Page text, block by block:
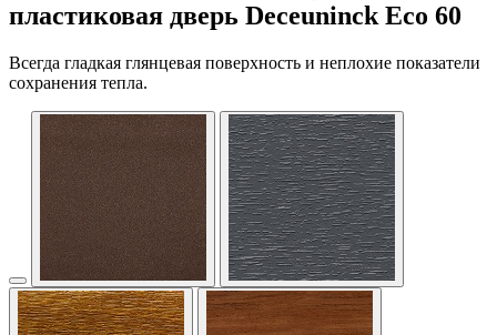
пластиковая дверь Deceuninck Eco 60
Всегда гладкая глянцевая поверхность и неплохие показатели
сохранения тепла.